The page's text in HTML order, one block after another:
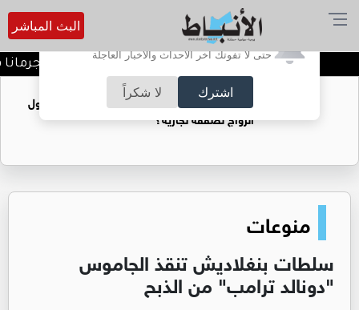
أترغب في تفعيل الإشعارات؟
حتى لا تفوتك آخر الأحداث والأخبار العاجلة
اشترك لا شكراً
البث المباشر
الأردن يدين تفجير حافلة بجرمانا
فتيات يستغللنه لتحقيق مكاسب مادية.. هل تحول
الزواج لصفقة تجارية؟
منوعات
سلطات بنغلاديش تنقذ الجاموس
"دونالد ترامب" من الذبح